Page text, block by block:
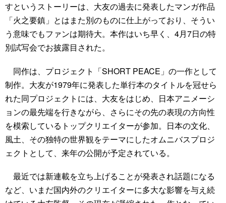
すというストーリーは、大友の過去に発表したマンガ作品
「火之要鎮」とはまた別のものに仕上がっており、そうい
う意味でもファンは期待大。本作はいち早く、4月7日の特
別試写会でお披露目された。
同作は、プロジェクト「SHORT PEACE」の一作として
制作。大友が1979年に発表した単行本のタイトルを冠せら
れた同プロジェクトには、大友をはじめ、日本アニメーシ
ョンの最先端を行きながら、さらにその先の表現の方向性
を模索しているトップクリエイターが参加。日本の文化、
風土、その独特の世界観をテーマにしたオムニバスプロジ
ェクトとして、来年の公開が予定されている。
最近では新連載を立ち上げることが発表され話題になる
など、いまだ国内外のクリエイターに多大な影響を与え続